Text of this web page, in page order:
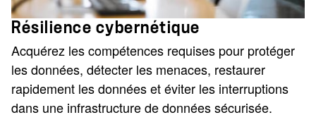
Résilience cybernétique
Acquérez les compétences requises pour protéger
les données, détecter les menaces, restaurer
rapidement les données et éviter les interruptions
dans une infrastructure de données sécurisée.